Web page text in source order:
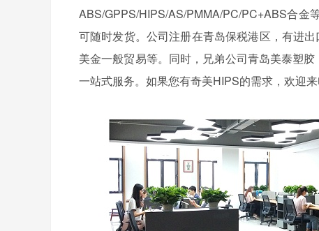
ABS/GPPS/HIPS/AS/PMMA/PC/PC+ABS合金
可随时发货。公司注册在青岛保税港区，有进
美金一般贸易等。同时，兄弟公司青岛美泰塑
一站式服务。如果您有奇美HIPS的需求，欢迎